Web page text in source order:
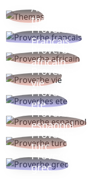
Autres
thèmes
Proverbe
Français
Proverbe
africain
Proverbe
vie
Proverbes
ete
Proverbe
espagnol
Proverbe
turc
Proverbe
grec